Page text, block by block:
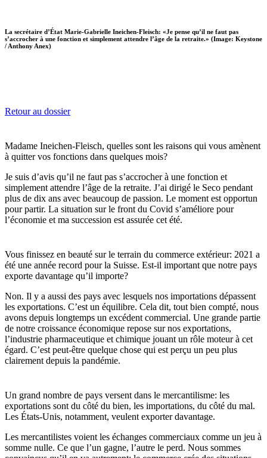
La secrétaire d’État Marie-Gabrielle Ineichen-Fleisch: «Je pense qu’il ne faut pas
s’accrocher à une fonction et simplement attendre l’âge de la retraite.» (Image: Keystone
/ Anthony Anex)
Retour au dossier
Madame Ineichen-Fleisch, quelles sont les raisons qui vous amènent
à quitter vos fonctions dans quelques mois?
Je suis d’avis qu’il ne faut pas s’accrocher à une fonction et
simplement attendre l’âge de la retraite. J’ai dirigé le Seco pendant
plus de dix ans avec beaucoup de passion. Le moment est opportun
pour partir. La situation sur le front du Covid s’améliore pour
l’économie et ma succession est assurée cet été.
Vous finissez en beauté sur le terrain du commerce extérieur: 2021 a
été une année record pour la Suisse. Est-il important que notre pays
exporte davantage qu’il importe?
Non. Il y a aussi des pays avec lesquels nos importations dépassent
les exportations. C’est un équilibre. Cela dit, tout bien compté, nous
avons depuis longtemps un excédent commercial. Une grande partie
de notre croissance économique repose sur nos exportations,
l’industrie pharmaceutique et chimique jouant un rôle moteur à cet
égard. C’est peut-être quelque chose qui est perçu un peu plus
clairement depuis la pandémie.
Un grand nombre de pays versent dans le mercantilisme: les
exportations sont du côté du bien, les importations, du côté du mal.
Les États-Unis, notamment, veulent exporter davantage.
Les mercantilistes voient les échanges commerciaux comme un jeu à
somme nulle. Ce que l’un gagne, l’autre le perd. Nous sommes